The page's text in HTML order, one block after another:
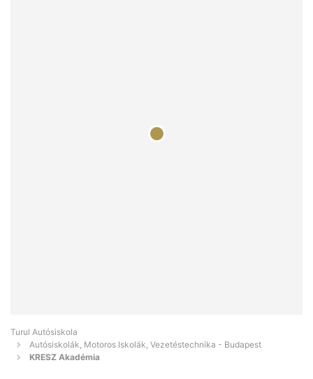
Turul Autósiskola
Autósiskolák, Motoros Iskolák, Vezetéstechnika - Budapest
KRESZ Akadémia